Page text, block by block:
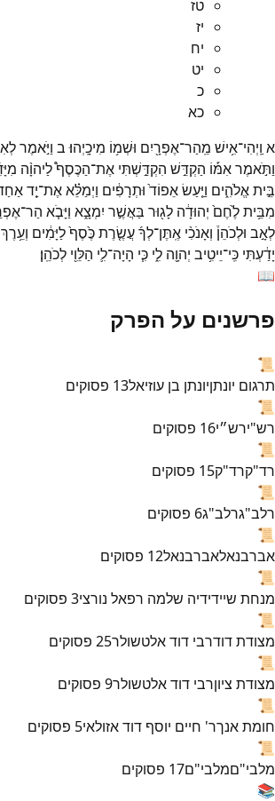
טז
יז
יח
יט
כ
כא
א וַֽיְהִי־אִ֥ישׁ מֵֽהַר־אֶפְרָ֖יִם וּשְׁמ֥וֹ מִיכָֽיְהוּ׃ ב וַיֹּ֣אמֶר
וַתֹּ֣אמֶראִמּ֡וֹ הַקְדֵּ֣שׁ הִקְדַּ֣שְׁתִּי אֶת־הַכֶּסֶף֩לַיהוָ֨ה
בֵּ֣יתאֱלֹהִ֑ים וַיַּ֤עַשׂאֵפוֹד֙ וּתְרָפִ֔ים וַיְמַלֵּ֗אאֶת־יַ֤ד
מִבֵּ֥יתלֶ֙חֶם֙ יְהוּדָ֔ה לָג֖וּר בַּאֲשֶׁ֣ר יִמְצָ֑א וַיָּבֹ֧א הַר־
לְאָ֣ב וּלְכֹהֵן֒ וְאָנֹכִ֨י אֶֽתֶּן־לְךָ֜עֲשֶׂ֤רֶתכֶּ֙סֶף֙לַיָּמִ֔ים וְעֵ֥רֶךְ
יָדַ֔עְתִּי כִּֽי־יֵיטִ֥יב יְהוָ֖ה לִ֑י כִּ֧י הָיָה־לִ֛י הַלֵּוִ֖י לְכֹהֵֽן׃
📖
פרשנים על הפרק
📜
תרגום יונתןיונתן בן עוזיאל13 פסוקים
📜
רש"ירש״י16 פסוקים
📜
רד"קרד"ק15 פסוקים
📜
רלב"גרלב"ג6 פסוקים
📜
אברבנאלאברבנאל12 פסוקים
📜
מנחת שיידידיה שלמה רפאל נורצי3 פסוקים
📜
מצודת דודרבי דוד אלטשולר25 פסוקים
📜
מצודת ציוןרבי דוד אלטשולר9 פסוקים
📜
חומת אנךר' חיים יוסף דוד אזולאי5 פסוקים
📜
מלבי"םמלבי"ם17 פסוקים
📚